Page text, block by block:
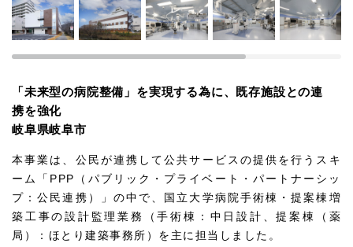
「未来型の病院整備」を実現する為に、既存施設との連
携を強化
岐阜県岐阜市
本事業は、公民が連携して公共サービスの提供を行うスキ
ーム「PPP（パブリック・プライベート・パートナーシッ
プ：公民連携）」の中で、国立大学病院手術棟・提案棟増
築工事の設計監理業務（手術棟：中日設計、提案棟（薬
局）：ほとり建築事務所）を主に担当しました。